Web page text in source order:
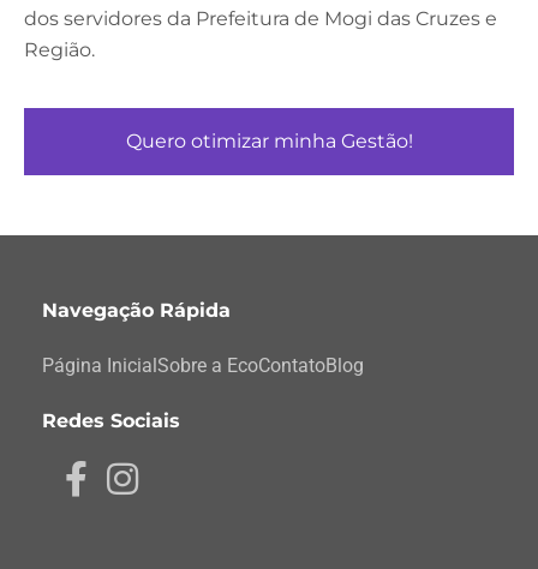
dos servidores da Prefeitura de Mogi das Cruzes e
Região.
Quero otimizar minha Gestão!
Navegação Rápida
Página InicialSobre a EcoContatoBlog
Redes Sociais